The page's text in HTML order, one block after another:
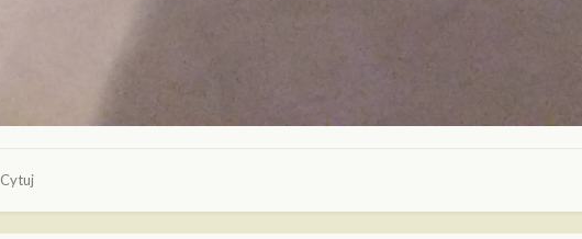
Cytuj